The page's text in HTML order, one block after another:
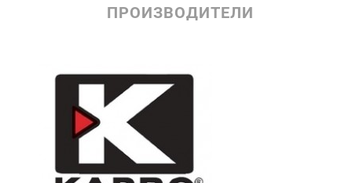
ПРОИЗВОДИТЕЛИ